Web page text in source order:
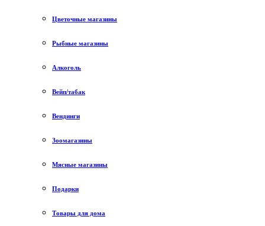
Цветочные магазины
Рыбные магазины
Алкоголь
Вейп/табак
Вендинги
Зоомагазины
Мясные магазины
Подарки
Товары для дома